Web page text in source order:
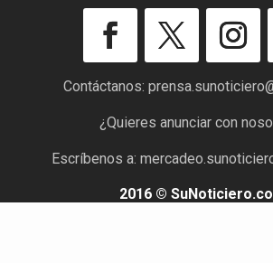
Contáctanos:
¿Quieres anunciar con
Escríbenos a:
2016 ©